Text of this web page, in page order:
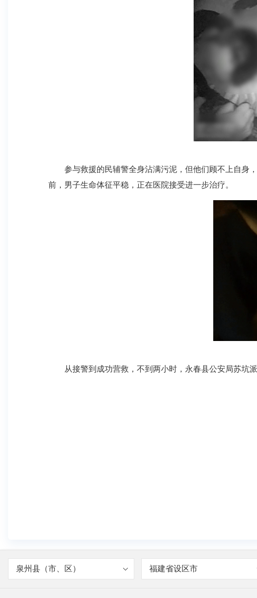
参与救援的民辅警全身沾满污泥，但他们顾不上自身，
前，男子生命体征平稳，正在医院接受进一步治疗。
从接警到成功营救，不到两小时，永春县公安局苏坑派
泉州县（市、区） 福建省设区市